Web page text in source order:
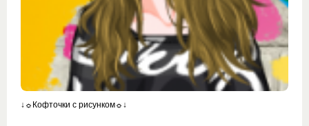
↓☼Кофточки с рисунком☼↓